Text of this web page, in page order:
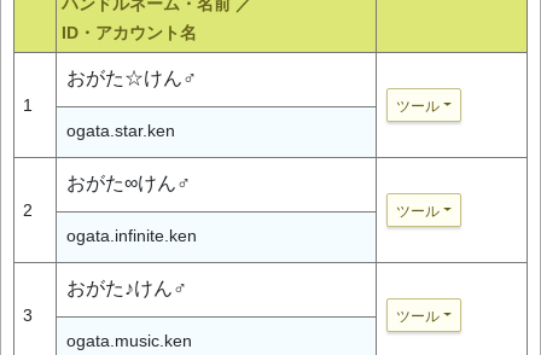
ID・アカウント名
1
おがた☆けん♂
ツール
ogata.star.ken
2
おがた∞けん♂
ツール
ogata.infinite.ken
3
おがた♪けん♂
ツール
ogata.music.ken